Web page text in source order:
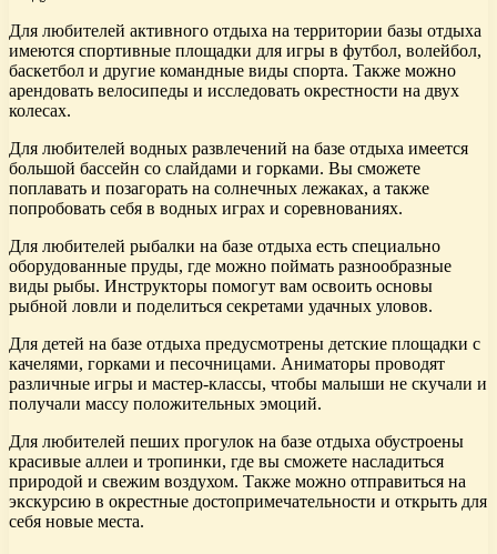
Для любителей активного отдыха на территории базы отдыха
имеются спортивные площадки для игры в футбол, волейбол,
баскетбол и другие командные виды спорта. Также можно
арендовать велосипеды и исследовать окрестности на двух
колесах.
Для любителей водных развлечений на базе отдыха имеется
большой бассейн со слайдами и горками. Вы сможете
поплавать и позагорать на солнечных лежаках, а также
попробовать себя в водных играх и соревнованиях.
Для любителей рыбалки на базе отдыха есть специально
оборудованные пруды, где можно поймать разнообразные
виды рыбы. Инструкторы помогут вам освоить основы
рыбной ловли и поделиться секретами удачных уловов.
Для детей на базе отдыха предусмотрены детские площадки с
качелями, горками и песочницами. Аниматоры проводят
различные игры и мастер-классы, чтобы малыши не скучали и
получали массу положительных эмоций.
Для любителей пеших прогулок на базе отдыха обустроены
красивые аллеи и тропинки, где вы сможете насладиться
природой и свежим воздухом. Также можно отправиться на
экскурсию в окрестные достопримечательности и открыть для
себя новые места.